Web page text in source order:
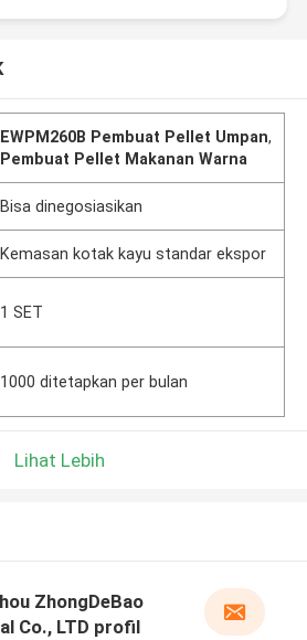
EWPM260B Pembuat Pellet Umpan,
Pembuat Pellet Makanan Warna
Bisa dinegosiasikan
Kemasan kotak kayu standar ekspor
1 SET
1000 ditetapkan per bulan
Lihat Lebih
ZhongDeBao
Co., LTD profil